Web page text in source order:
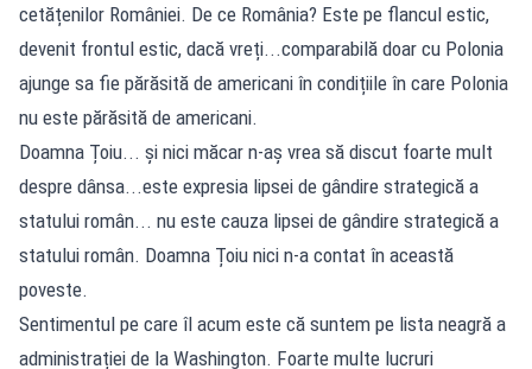
cetățenilor României. De ce România? Este pe flancul estic,
devenit frontul estic, dacă vreți...comparabilă doar cu Polonia
ajunge sa fie părăsită de americani în condițiile în care Polonia
nu este părăsită de americani.
Doamna Țoiu... și nici măcar n-aș vrea să discut foarte mult
despre dânsa...este expresia lipsei de gândire strategică a
statului român... nu este cauza lipsei de gândire strategică a
statului român. Doamna Țoiu nici n-a contat în această
poveste.
Sentimentul pe care îl acum este că suntem pe lista neagră a
administrației de la Washington. Foarte multe lucruri